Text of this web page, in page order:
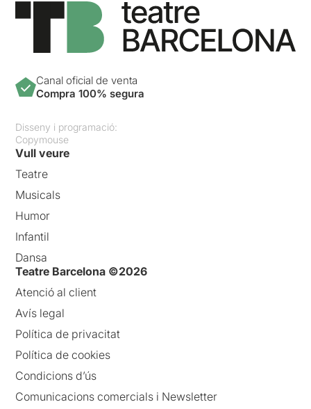
Canal oficial de venta
Compra 100% segura
Disseny i programació:
Copymouse
Vull veure
Teatre
Musicals
Humor
Infantil
Dansa
Teatre Barcelona ©2026
Atenció al client
Avís legal
Política de privacitat
Política de cookies
Condicions d’ús
Comunicacions comercials i Newsletter